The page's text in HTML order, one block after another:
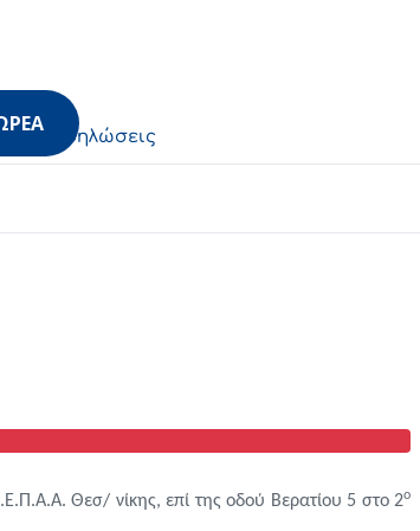
& Εκδηλώσεις
Θεσ/ νίκης, επί της οδού Βερατίου 5 στο 2ο